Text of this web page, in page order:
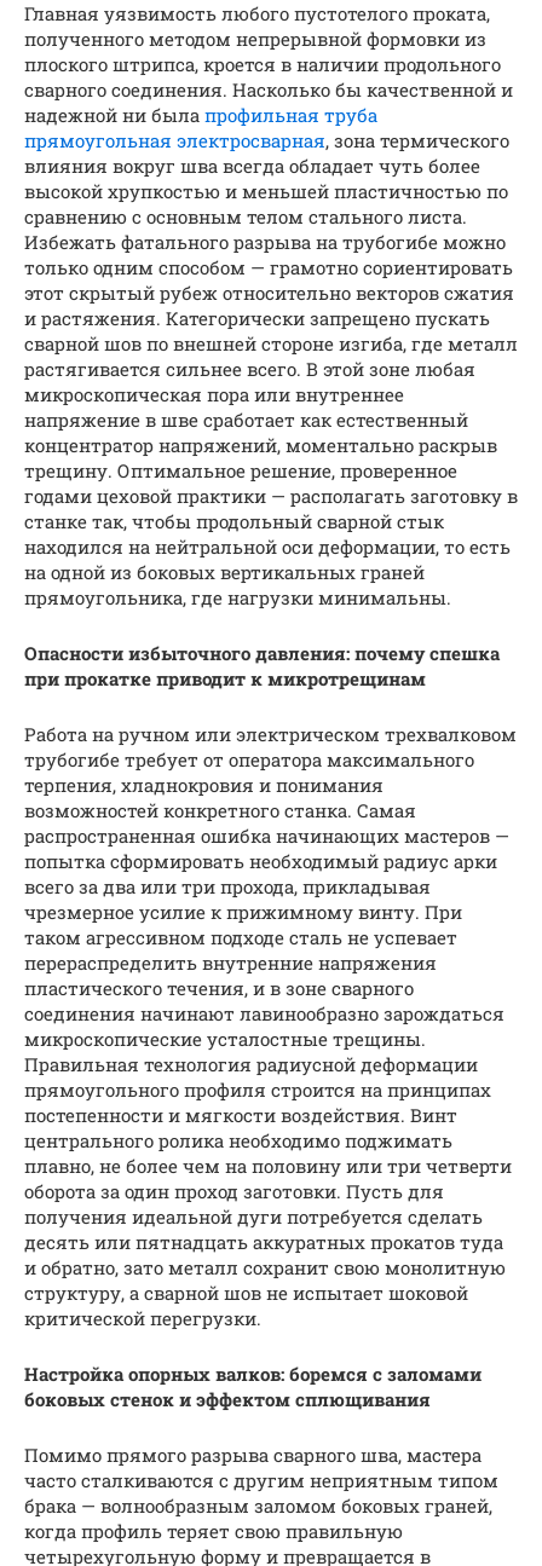
Главная уязвимость любого пустотелого проката,
полученного методом непрерывной формовки из
плоского штрипса, кроется в наличии продольного
сварного соединения. Насколько бы качественной и
надежной ни была профильная труба
прямоугольная электросварная, зона термического
влияния вокруг шва всегда обладает чуть более
высокой хрупкостью и меньшей пластичностью по
сравнению с основным телом стального листа.
Избежать фатального разрыва на трубогибе можно
только одним способом — грамотно сориентировать
этот скрытый рубеж относительно векторов сжатия
и растяжения. Категорически запрещено пускать
сварной шов по внешней стороне изгиба, где металл
растягивается сильнее всего. В этой зоне любая
микроскопическая пора или внутреннее
напряжение в шве сработает как естественный
концентратор напряжений, моментально раскрыв
трещину. Оптимальное решение, проверенное
годами цеховой практики — располагать заготовку в
станке так, чтобы продольный сварной стык
находился на нейтральной оси деформации, то есть
на одной из боковых вертикальных граней
прямоугольника, где нагрузки минимальны.
Опасности избыточного давления: почему спешка
при прокатке приводит к микротрещинам
Работа на ручном или электрическом трехвалковом
трубогибе требует от оператора максимального
терпения, хладнокровия и понимания
возможностей конкретного станка. Самая
распространенная ошибка начинающих мастеров —
попытка сформировать необходимый радиус арки
всего за два или три прохода, прикладывая
чрезмерное усилие к прижимному винту. При
таком агрессивном подходе сталь не успевает
перераспределить внутренние напряжения
пластического течения, и в зоне сварного
соединения начинают лавинообразно зарождаться
микроскопические усталостные трещины.
Правильная технология радиусной деформации
прямоугольного профиля строится на принципах
постепенности и мягкости воздействия. Винт
центрального ролика необходимо поджимать
плавно, не более чем на половину или три четверти
оборота за один проход заготовки. Пусть для
получения идеальной дуги потребуется сделать
десять или пятнадцать аккуратных прокатов туда
и обратно, зато металл сохранит свою монолитную
структуру, а сварной шов не испытает шоковой
критической перегрузки.
Настройка опорных валков: боремся с заломами
боковых стенок и эффектом сплющивания
Помимо прямого разрыва сварного шва, мастера
часто сталкиваются с другим неприятным типом
брака — волнообразным заломом боковых граней,
когда профиль теряет свою правильную
четырехугольную форму и превращается в